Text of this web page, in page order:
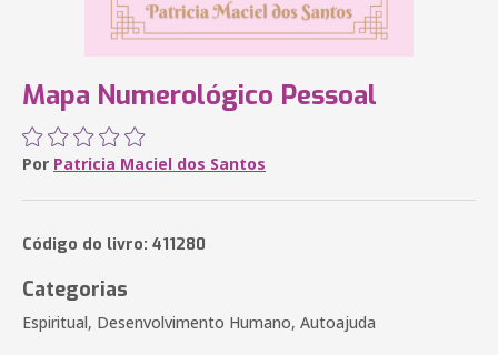
Mapa Numerológico Pessoal
Por Patricia Maciel dos Santos
Código do livro: 411280
Categorias
Espiritual, Desenvolvimento Humano, Autoajuda